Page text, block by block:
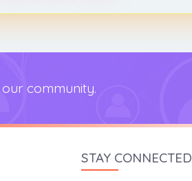
community.
STAY CONNECTED